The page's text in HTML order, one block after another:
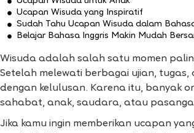
Ucapan Wisuda yang Inspiratif
Sudah Tahu Ucapan Wisuda dalam
Belajar Bahasa Inggris Makin Mudah
Wisuda adalah salah satu momen
Setelah melewati berbagai ujian,
dengan kelulusan. Karena itu, banyak
sahabat, anak, saudara, atau
Jika kamu ingin memberikan ucapan